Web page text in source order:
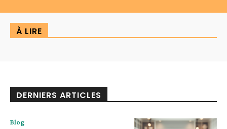
À LIRE
DERNIERS ARTICLES
Blog